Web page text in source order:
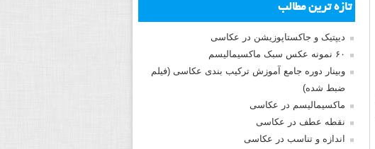
تازه ترین مطالب
دیپتیک و جاکستا‌پوزیشن در عکاسی
۶۰ نمونه عکس سبک ماکسیمالیسم
وبینار دوره جامع آموزش ترکیب بندی عکاسی (فیلم
ضبط شده)
ماکسیمالیسم در عکاسی
نقطه عطف در عکاسی
اندازه و تناسب در عکاسی